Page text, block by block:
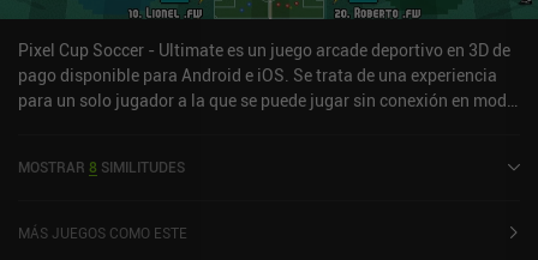
Pixel Cup Soccer - Ultimate es un juego arcade deportivo en 3D de
pago disponible para Android e iOS. Se trata de una experiencia
para un solo jugador a la que se puede jugar sin conexión en modo
mayo de 2024 y tiene actualmente una puntuación de 3,4 sobre 5,0
MOSTRAR 8 SIMILITUDES
MÁS JUEGOS COMO ESTE